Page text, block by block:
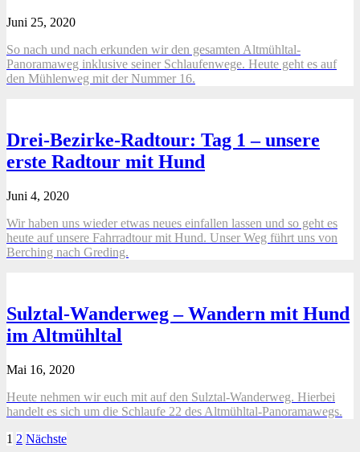
Juni 25, 2020
So nach und nach erkunden wir den gesamten Altmühltal-
Panoramaweg inklusive seiner Schlaufenwege. Heute geht es auf
den Mühlenweg mit der Nummer 16.
Drei-Bezirke-Radtour: Tag 1 – unsere
erste Radtour mit Hund
Juni 4, 2020
Wir haben uns wieder etwas neues einfallen lassen und so geht es
heute auf unsere Fahrradtour mit Hund. Unser Weg führt uns von
Berching nach Greding.
Sulztal-Wanderweg – Wandern mit Hund
im Altmühltal
Mai 16, 2020
Heute nehmen wir euch mit auf den Sulztal-Wanderweg. Hierbei
handelt es sich um die Schlaufe 22 des Altmühltal-Panoramawegs.
Seitennummerierung
1 2 Nächste